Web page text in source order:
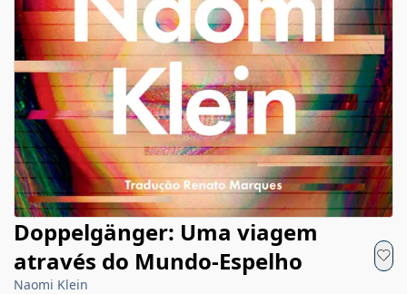
Doppelgänger: Uma viagem
através do Mundo-Espelho
Naomi Klein